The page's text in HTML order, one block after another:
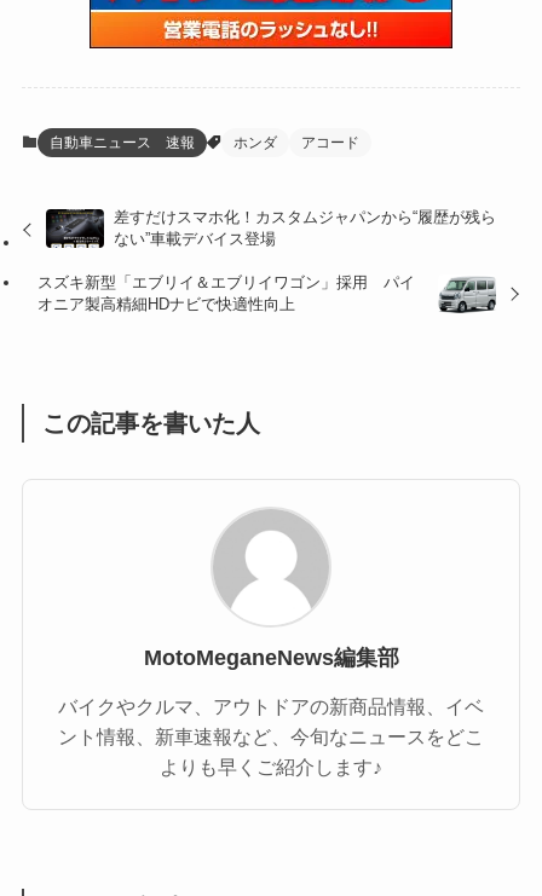
(109)
(5) (5)
(32)
(60)
(38)
(59)
(36)
(47)
(41)
(16)
(8)
(16)
自動車ニュース 速報 ホンダ アコード
差すだけスマホ化！カスタムジャパンから“履歴が残ら
ない”車載デバイス登場
スズキ新型「エブリイ＆エブリイワゴン」採用 パイ
オニア製高精細HDナビで快適性向上
この記事を書いた人
MotoMeganeNews編集部
バイクやクルマ、アウトドアの新商品情報、イベ
ント情報、新車速報など、今旬なニュースをどこ
よりも早くご紹介します♪